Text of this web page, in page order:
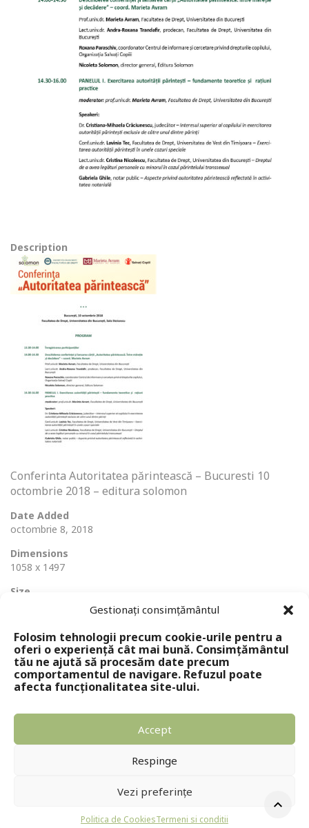
Gestionați consimțământul
Folosim tehnologii precum cookie-urile pentru a
oferi o experiență cât mai bună. Consimțământul
tău ne ajută să procesăm date precum
comportamentul de navigare. Refuzul poate
afecta funcționalitatea site-ului.
Accept
Respinge
Vezi preferințe
Politica de CookiesTermeni si conditii
Description
Conferinta Autoritatea părintească – Bucuresti 10
octombrie 2018 – editura solomon
Date Added
octombrie 8, 2018
Dimensions
1058 x 1497
Size